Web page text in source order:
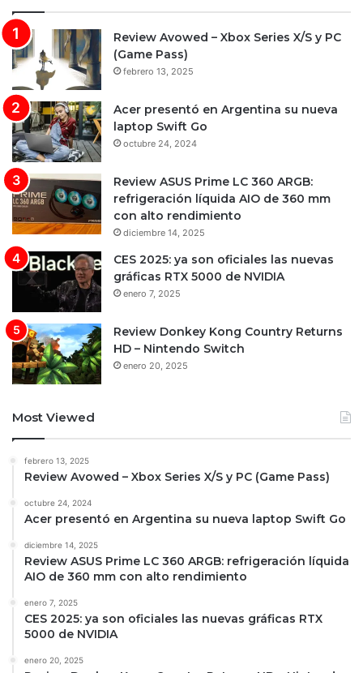
Review Avowed – Xbox Series X/S y PC
(Game Pass)
febrero 13, 2025
Acer presentó en Argentina su nueva
laptop Swift Go
octubre 24, 2024
Review ASUS Prime LC 360 ARGB:
refrigeración líquida AIO de 360 mm
con alto rendimiento
diciembre 14, 2025
CES 2025: ya son oficiales las nuevas
gráficas RTX 5000 de NVIDIA
enero 7, 2025
Review Donkey Kong Country Returns
HD – Nintendo Switch
enero 20, 2025
Most Viewed
febrero 13, 2025
Review Avowed – Xbox Series X/S y PC (Game Pass)
octubre 24, 2024
Acer presentó en Argentina su nueva laptop Swift Go
diciembre 14, 2025
Review ASUS Prime LC 360 ARGB: refrigeración líquida
AIO de 360 mm con alto rendimiento
enero 7, 2025
CES 2025: ya son oficiales las nuevas gráficas RTX
5000 de NVIDIA
enero 20, 2025